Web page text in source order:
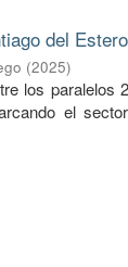
del Estero
(2025)
los paralelos
el